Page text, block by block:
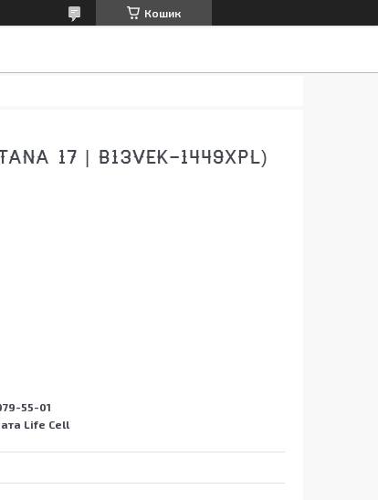
Кошик
17 | B13VEK-1449XPL)
55-01
Life Cell